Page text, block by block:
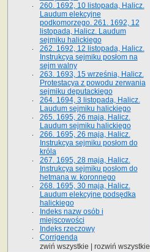
260. 1692, 10 listopada, Halicz.
Laudum elekcyjne
podkomorzego. 261. 1692, 12
listopada, Halicz. Laudum
sejmiku halickiego
262. 1692, 12 listopada, Halicz.
Instrukcya sejmiku posłom na
sejm walny
263. 1693, 15 września, Halicz.
Protestacya z powodu zerwania
sejmiku deputackiego
264. 1694, 3 listopada, Halicz.
Laudum sejmiku halickiego
265. 1695, 26 maja, Halicz.
Laudum sejmiku halickiego
266. 1695, 26 maja, Halicz.
Instrukcya sejmiku posłom do
króla
267. 1695, 28 maja, Halicz.
Instrukcya sejmiku posłom do
hetmana w. koronnego
268. 1695, 30 maja, Halicz.
Laudum elekcyjne podsędka
halickiego
Indeks nazw osób i
miejscowości
Indeks rzeczowy
Corrigenda
zwiń wszystkie
rozwiń wszystkie